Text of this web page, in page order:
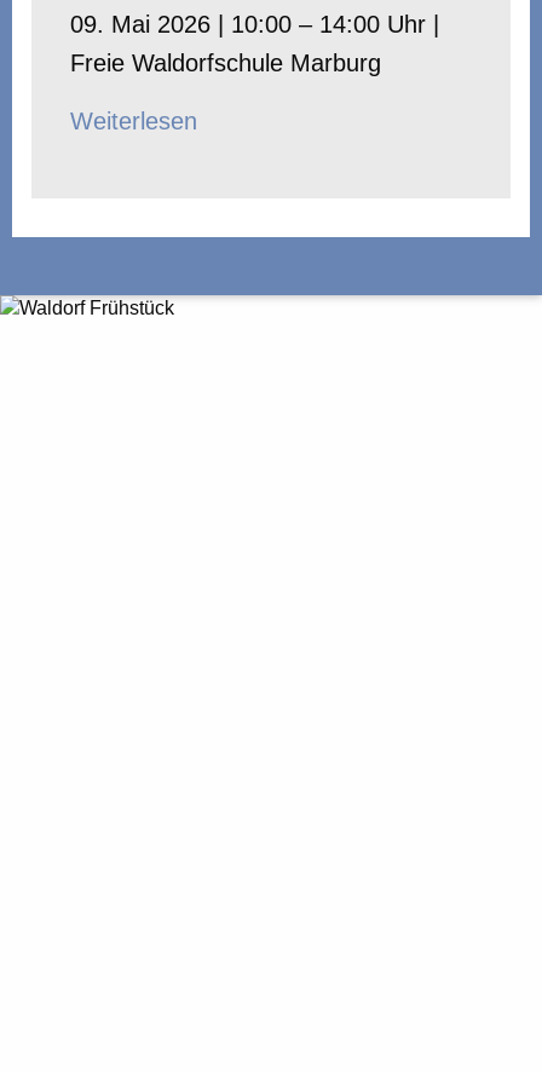
09. Mai 2026 | 10:00 – 14:00 Uhr |
Freie Waldorfschule Marburg
Weiterlesen